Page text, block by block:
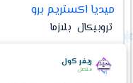
ميديا اكستريم برو
تروبيكال بلازما
22,999 EGP
ريفر كول
متصل